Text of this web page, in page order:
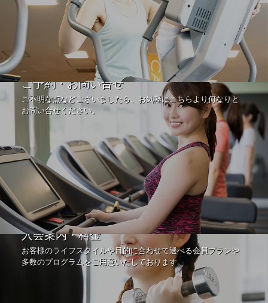
ご予約・お問い合せ
ご不明な点などございましたら、お気軽にこちらより何なりと
お問い合せください。
入会案内・料金
お客様のライフスタイルや目的に合わせて選べる会員プランや
多数のプログラムをご用意いたしております。